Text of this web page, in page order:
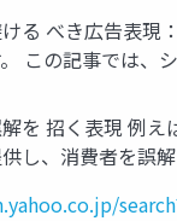
る べき広告表現
この記事では、
を 招く表現 例
し、消費者を誤